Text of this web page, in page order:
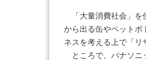
「大量消費社会」を
から出る缶やペットボ
ネスを考える上で「リ
ところで、パナソニ